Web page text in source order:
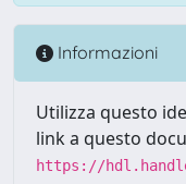
Informazioni
Utilizza questo
link a questo
https://